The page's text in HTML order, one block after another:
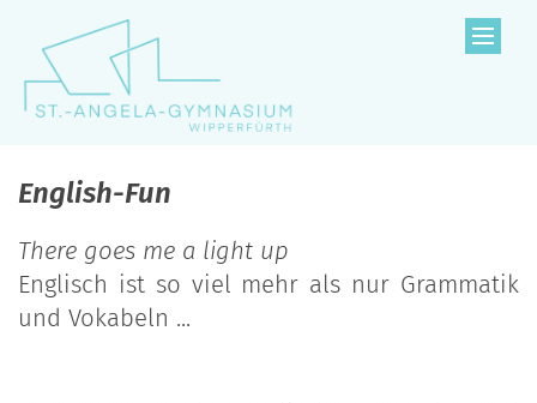
Zum Inhalt springen
English-Fun
There goes me a light up
Englisch ist so viel mehr als nur Grammatik
und Vokabeln ...